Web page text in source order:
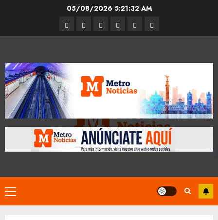
05/08/2026 5:21:33 AM
Entrevistas
Espectáculos
Movilidad
Metro
CDMX
CulturaOpinión
Primary
Menu